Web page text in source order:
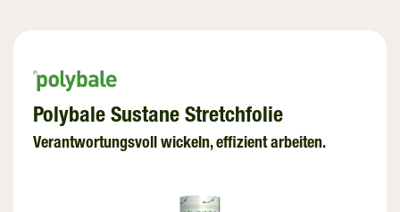
Polybale Sustane Stretchfolie
Verantwortungsvoll wickeln, effizient arbeiten.